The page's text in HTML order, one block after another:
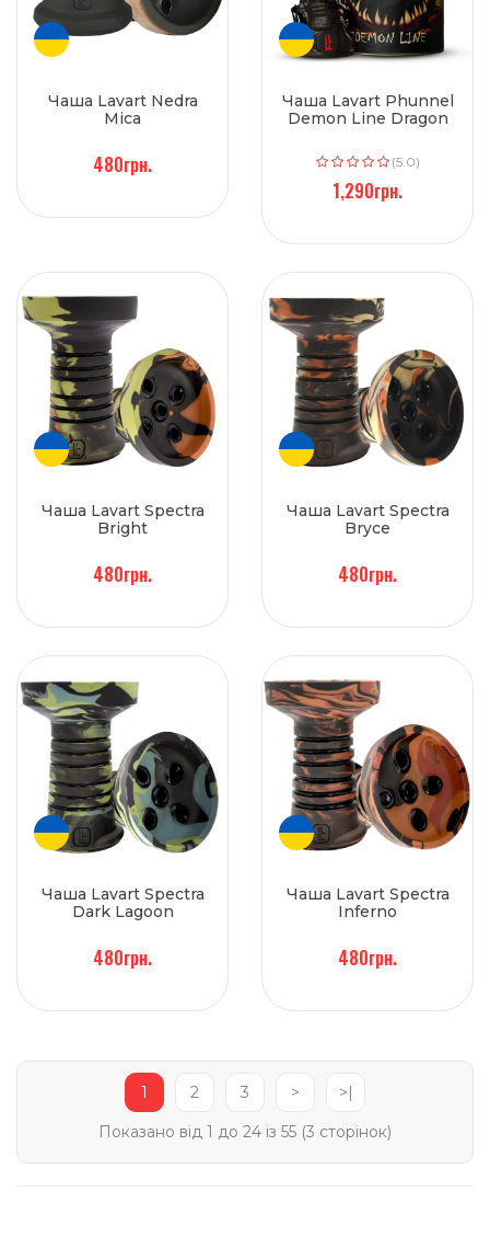
Чаша Lavart Nedra
Mica
480грн.
Чаша Lavart Phunnel
Demon Line Dragon
(5.0)
1,290грн.
Чаша Lavart Spectra
Bright
480грн.
Чаша Lavart Spectra
Bryce
480грн.
Чаша Lavart Spectra
Dark Lagoon
480грн.
Чаша Lavart Spectra
Inferno
480грн.
1 2 3 >
>|
Показано від 1 до 24 із 55 (3 сторінок)